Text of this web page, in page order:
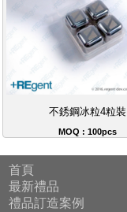
不銹鋼冰粒4粒裝
MOQ : 100pcs
首頁
最新禮品
禮品訂造案例